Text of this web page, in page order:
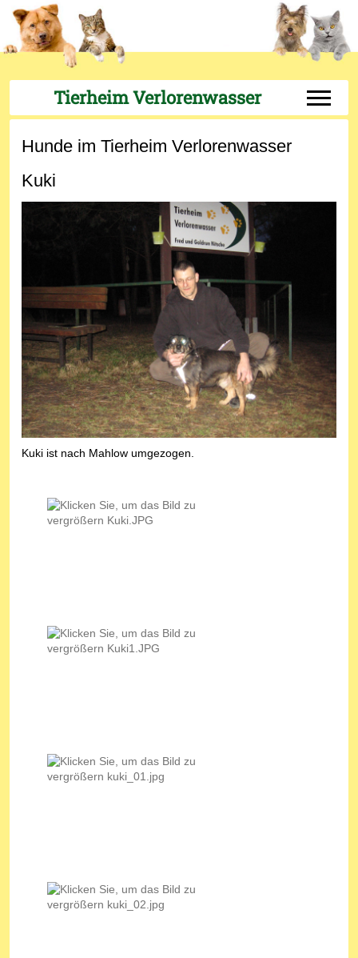
Tierheim Verlorenwasser Off-
Hunde im Tierheim Verlorenwasser
Kuki
Kuki ist nach Mahlow umgezogen.